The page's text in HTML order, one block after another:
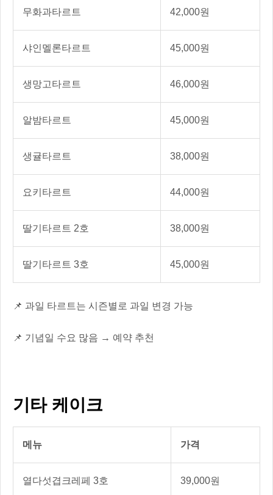
무화과타르트 42,000원
샤인멜론타르트 45,000원
생망고타르트 46,000원
알밤타르트 45,000원
생귤타르트 38,000원
요키타르트 44,000원
딸기타르트 2호 38,000원
딸기타르트 3호 45,000원
📌 과일 타르트는 시즌별로 과일 변경 가능
📌 기념일 수요 많음 → 예약 추천
기타 케이크
메뉴 가격
열다섯겹크레페 3호 39,000원